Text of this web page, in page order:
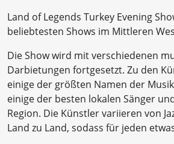
Land of Legends Turkey Evening
beliebtesten Shows im Mittleren
Die Show wird mit verschiedenen
Darbietungen fortgesetzt. Zu den
einige der größten Namen der
einige der besten lokalen Sänger
Region. Die Künstler variieren von
Land zu Land, sodass für jeden